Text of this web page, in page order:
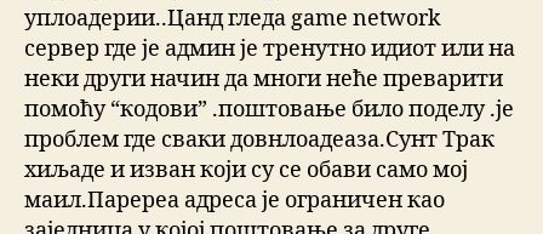
уплоадерии..Цанд гледа game network
сервер где је админ је тренутно идиот или на
неки други начин да многи неће преварити
помоћу “кодови” .поштовање било поделу .је
проблем где сваки довнлоадеаза.Сунт Трак
хиљаде и изван који су се обави само мој
маил.Паререа адреса је ограничен као